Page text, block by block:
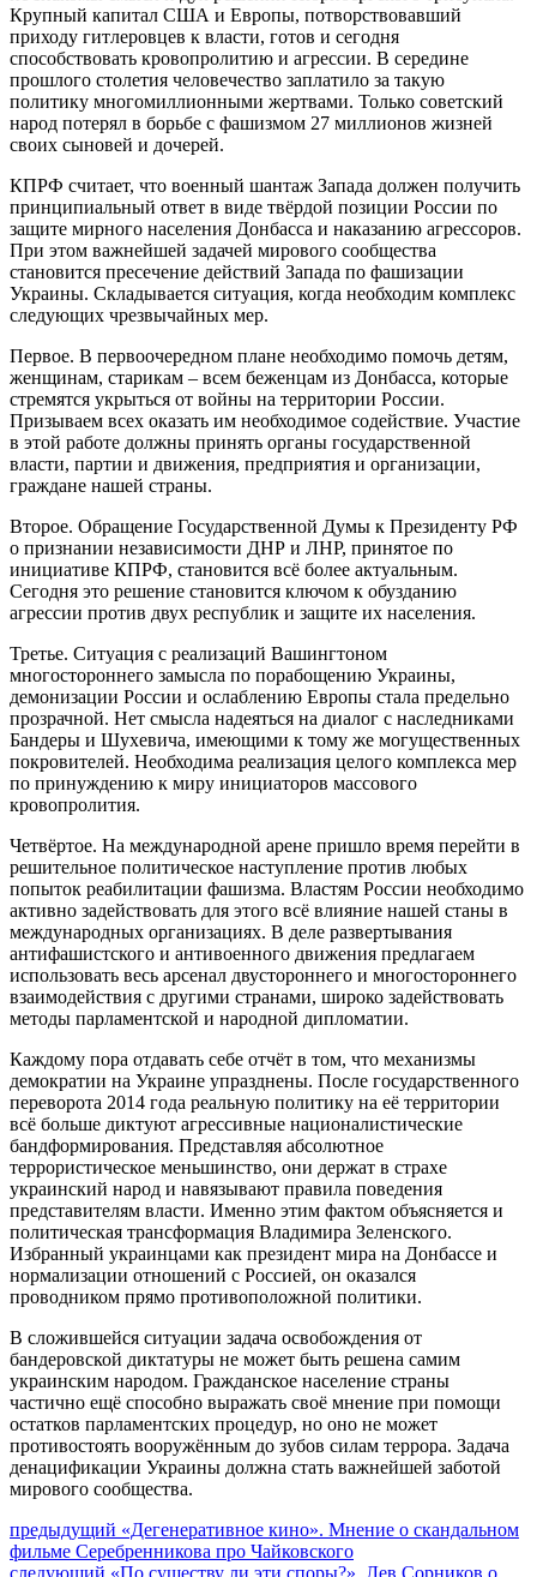
Крупный капитал США и Европы, потворствовавший
приходу гитлеровцев к власти, готов и сегодня
способствовать кровопролитию и агрессии. В середине
прошлого столетия человечество заплатило за такую
политику многомиллионными жертвами. Только советский
народ потерял в борьбе с фашизмом 27 миллионов жизней
своих сыновей и дочерей.
КПРФ считает, что военный шантаж Запада должен получить
принципиальный ответ в виде твёрдой позиции России по
защите мирного населения Донбасса и наказанию агрессоров.
При этом важнейшей задачей мирового сообщества
становится пресечение действий Запада по фашизации
Украины. Складывается ситуация, когда необходим комплекс
следующих чрезвычайных мер.
Первое. В первоочередном плане необходимо помочь детям,
женщинам, старикам – всем беженцам из Донбасса, которые
стремятся укрыться от войны на территории России.
Призываем всех оказать им необходимое содействие. Участие
в этой работе должны принять органы государственной
власти, партии и движения, предприятия и организации,
граждане нашей страны.
Второе. Обращение Государственной Думы к Президенту РФ
о признании независимости ДНР и ЛНР, принятое по
инициативе КПРФ, становится всё более актуальным.
Сегодня это решение становится ключом к обузданию
агрессии против двух республик и защите их населения.
Третье. Ситуация с реализаций Вашингтоном
многостороннего замысла по порабощению Украины,
демонизации России и ослаблению Европы стала предельно
прозрачной. Нет смысла надеяться на диалог с наследниками
Бандеры и Шухевича, имеющими к тому же могущественных
покровителей. Необходима реализация целого комплекса мер
по принуждению к миру инициаторов массового
кровопролития.
Четвёртое. На международной арене пришло время перейти в
решительное политическое наступление против любых
попыток реабилитации фашизма. Властям России необходимо
активно задействовать для этого всё влияние нашей станы в
международных организациях. В деле развертывания
антифашистского и антивоенного движения предлагаем
использовать весь арсенал двустороннего и многостороннего
взаимодействия с другими странами, широко задействовать
методы парламентской и народной дипломатии.
Каждому пора отдавать себе отчёт в том, что механизмы
демократии на Украине упразднены. После государственного
переворота 2014 года реальную политику на её территории
всё больше диктуют агрессивные националистические
бандформирования. Представляя абсолютное
террористическое меньшинство, они держат в страхе
украинский народ и навязывают правила поведения
представителям власти. Именно этим фактом объясняется и
политическая трансформация Владимира Зеленского.
Избранный украинцами как президент мира на Донбассе и
нормализации отношений с Россией, он оказался
проводником прямо противоположной политики.
В сложившейся ситуации задача освобождения от
бандеровской диктатуры не может быть решена самим
украинским народом. Гражданское население страны
частично ещё способно выражать своё мнение при помощи
остатков парламентских процедур, но оно не может
противостоять вооружённым до зубов силам террора. Задача
денацификации Украины должна стать важнейшей заботой
мирового сообщества.
Навигация
по
предыдущий Предыдущий
пост:
«Дегенеративное кино». Мнение о скандальном
фильме Серебренникова про Чайковского
следующий Следующее
«По существу ли эти споры?». Лев Сорников о